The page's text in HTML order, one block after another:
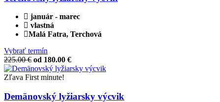
január - marec
vlastná
Malá Fatra, Terchová
Vybrať termín
225.00 € od 180.00 €
Zľava First minute!
Demänovský lyžiarsky výcvik